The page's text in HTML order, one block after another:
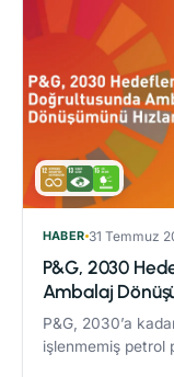
HABER 31 Temmuz
P&G, 2030
Ambalaj
P&G, 2030’a
işlenmemiş petrol